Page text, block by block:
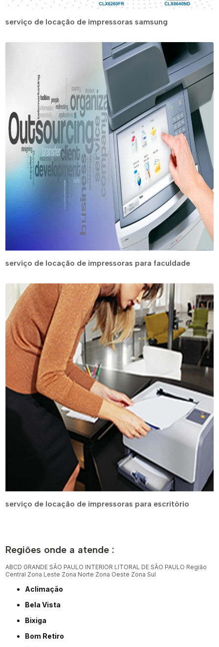
serviço de locação de impressoras samsung
serviço de locação de impressoras para faculdade
serviço de locação de impressoras para escritório
Regiões onde a atende :
ABCD GRANDE SÃO PAULO INTERIOR LITORAL DE SÃO PAULO Região
Central Zona Leste Zona Norte Zona Oeste Zona Sul
Aclimação
Bela Vista
Bixiga
Bom Retiro